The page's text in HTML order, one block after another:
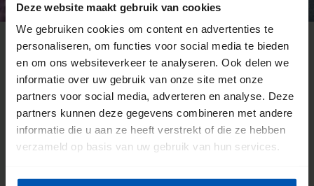
Deze website maakt gebruik van cookies
We gebruiken cookies om content en advertenties te
personaliseren, om functies voor social media te bieden
en om ons websiteverkeer te analyseren. Ook delen we
informatie over uw gebruik van onze site met onze
partners voor social media, adverteren en analyse. Deze
partners kunnen deze gegevens combineren met andere
informatie die u aan ze heeft verstrekt of die ze hebben
verzameld op basis van uw gebruik van hun services.
De voordelen van een Gazelle
fietsenwinkel
Daarom werken we intensief samen met onze fietsenwinkels.